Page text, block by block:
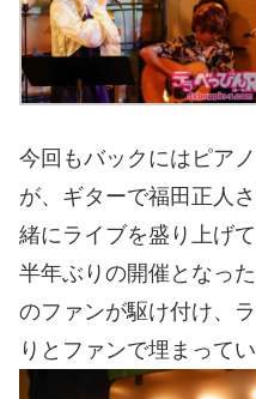
今回もバックにはピア
が、ギターで福田正人
緒にライブを盛り上げ
半年ぶりの開催となっ
のファンが駆け付け、
りとファンで埋まってい